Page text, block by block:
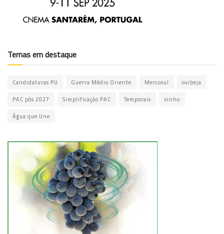
Temas em destaque
Candidaturas PU Guerra Médio Oriente Mercosul ovibeja
PAC pós 2027 Simplificação PAC Temporais vinho
Água que Une